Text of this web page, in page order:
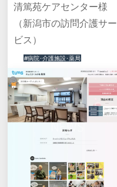
清篤苑ケアセンター様
（新潟市の訪問介護サー
ビス）
#病院･介護施設･薬局